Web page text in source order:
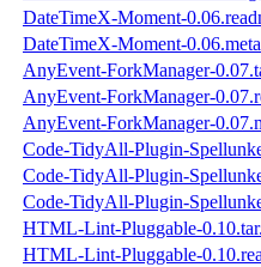
DateTimeX-Moment-
DateTimeX-Moment-0.06.meta
AnyEvent-ForkManager-
AnyEvent-ForkManager-
AnyEvent-ForkManager-
Code-TidyAll-Plugin-
Code-TidyAll-Plugin-
Code-TidyAll-Plugin-
HTML-Lint-Pluggable-
HTML-Lint-Pluggable-